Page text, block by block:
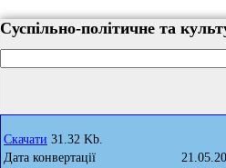
Суспільно-політичне та
Скачати 31.32 Kb.
Дата конвертації